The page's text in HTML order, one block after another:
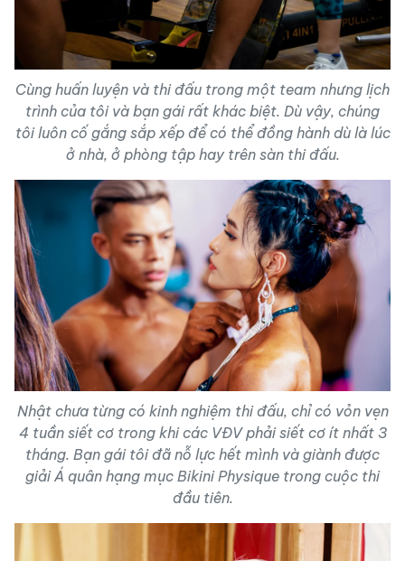
Cùng huấn luyện và thi đấu trong một team nhưng lịch
trình của tôi và bạn gái rất khác biệt. Dù vậy, chúng
tôi luôn cố gắng sắp xếp để có thể đồng hành dù là lúc
ở nhà, ở phòng tập hay trên sàn thi đấu.
Nhật chưa từng có kinh nghiệm thi đấu, chỉ có vỏn vẹn
4 tuần siết cơ trong khi các VĐV phải siết cơ ít nhất 3
tháng. Bạn gái tôi đã nỗ lực hết mình và giành được
giải Á quân hạng mục Bikini Physique trong cuộc thi
đầu tiên.